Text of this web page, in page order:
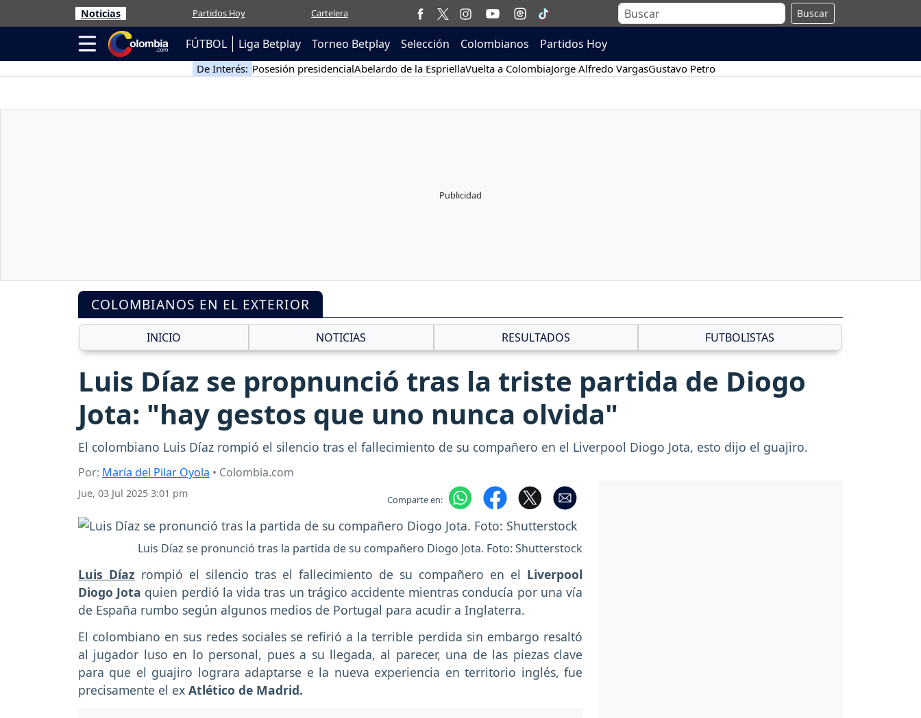
Noticias Partidos Hoy Cartelera Buscar
FÚTBOL Liga Betplay Torneo Betplay Selección Colombianos Partidos Hoy
De Interés: Posesión presidencialAbelardo de la EspriellaVuelta a ColombiaJorge Alfredo VargasGustavo Petro
COLOMBIANOS EN EL EXTERIOR
INICIO NOTICIAS RESULTADOS FUTBOLISTAS
Luis Díaz se propnunció tras la triste partida de Diogo
Jota: "hay gestos que uno nunca olvida"
El colombiano Luis Díaz rompió el silencio tras el fallecimiento de su compañero en el Liverpool Diogo Jota, esto dijo el guajiro.
Por: María del Pilar Oyola • Colombia.com
Jue, 03 Jul 2025 3:01 pm Comparte en:
Luis Díaz se pronunció tras la partida de su compañero Diogo Jota. Foto: Shutterstock
Luis Díaz rompió el silencio tras el fallecimiento de su compañero en el Liverpool
Diogo Jota quien perdió la vida tras un trágico accidente mientras conducía por una vía
de España rumbo según algunos medios de Portugal para acudir a Inglaterra.
El colombiano en sus redes sociales se refirió a la terrible perdida sin embargo resaltó
al jugador luso en lo personal, pues a su llegada, al parecer, una de las piezas clave
para que el guajiro lograra adaptarse e la nueva experiencia en territorio inglés, fue
precisamente el ex Atlético de Madrid.